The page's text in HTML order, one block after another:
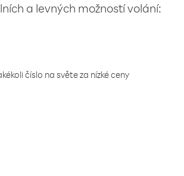
a levných možností volání:
číslo na světe za nízké ceny